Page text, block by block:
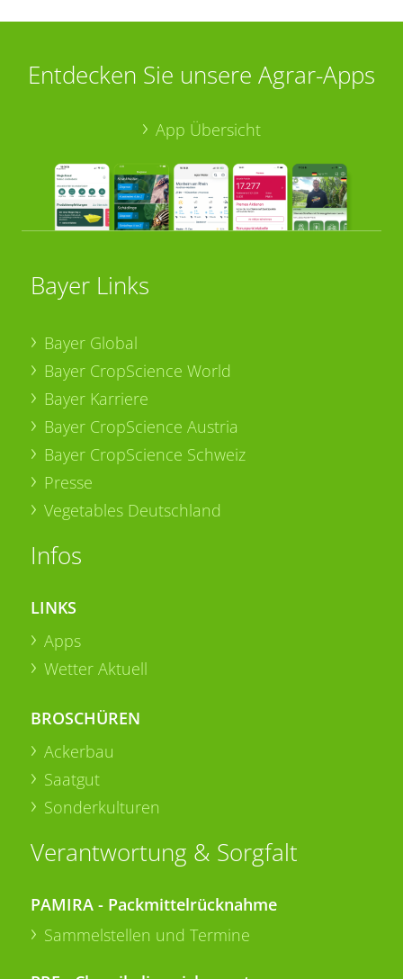
Entdecken Sie unsere Agrar-Apps
App Übersicht
Bayer Links
Bayer Global
Bayer CropScience World
Bayer Karriere
Bayer CropScience Austria
Bayer CropScience Schweiz
Presse
Vegetables Deutschland
Infos
LINKS
Apps
Wetter Aktuell
BROSCHÜREN
Ackerbau
Saatgut
Sonderkulturen
Verantwortung & Sorgfalt
PAMIRA - Packmittelrücknahme
Sammelstellen und Termine